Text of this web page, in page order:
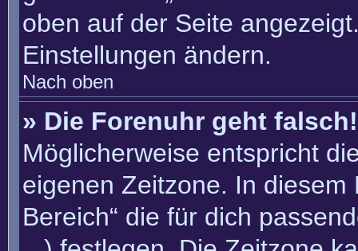
oben auf der Seite
Einstellungen ändern.
Nach oben
» Die Forenuhr geht falsch!
Möglicherweise entspricht
eigenen Zeitzone. In diesem
Bereich“ die für dich